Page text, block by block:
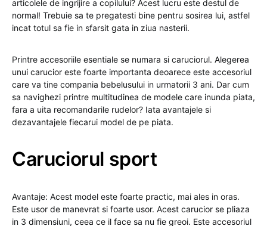
articolele de ingrijire a copilului? Acest lucru este destul de
normal! Trebuie sa te pregatesti bine pentru sosirea lui, astfel
incat totul sa fie in sfarsit gata in ziua nasterii.
Printre accesoriile esentiale se numara si caruciorul. Alegerea
unui carucior este foarte importanta deoarece este accesoriul
care va tine compania bebelusului in urmatorii 3 ani. Dar cum
sa navighezi printre multitudinea de modele care inunda piata,
fara a uita recomandarile rudelor? Iata avantajele si
dezavantajele fiecarui model de pe piata.
Caruciorul sport
Avantaje: Acest model este foarte practic, mai ales in oras.
Este usor de manevrat si foarte usor. Acest carucior se pliaza
in 3 dimensiuni, ceea ce il face sa nu fie greoi. Este accesoriul